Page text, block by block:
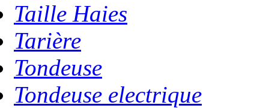
Taille Haies
Tarière
Tondeuse
Tondeuse electrique